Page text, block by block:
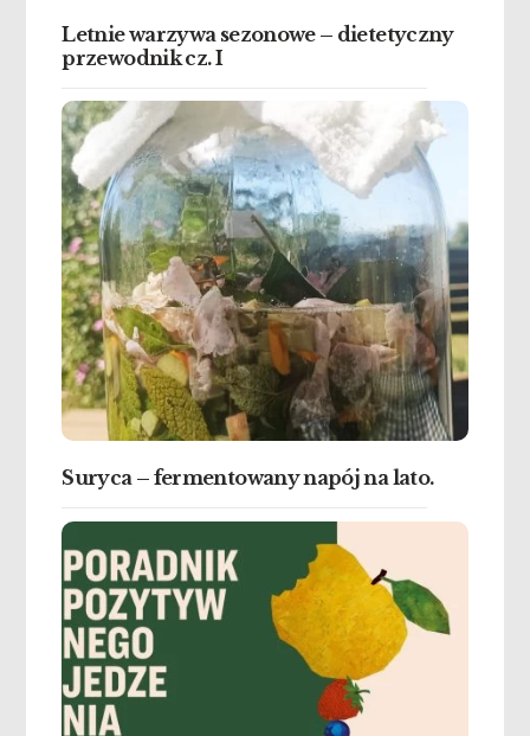
Letnie warzywa sezonowe – dietetyczny
przewodnik cz. I
Suryca – fermentowany napój na lato.